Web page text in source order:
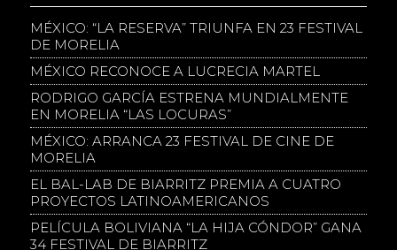
MÉXICO: “LA RESERVA” TRIUNFA EN 23 FESTIVAL
DE MORELIA
MÉXICO RECONOCE A LUCRECIA MARTEL
RODRIGO GARCÍA ESTRENA MUNDIALMENTE
EN MORELIA “LAS LOCURAS”
MÉXICO: ARRANCA 23 FESTIVAL DE CINE DE
MORELIA
EL BAL-LAB DE BIARRITZ PREMIA A CUATRO
PROYECTOS LATINOAMERICANOS
PELÍCULA BOLIVIANA “LA HIJA CÓNDOR” GANA
34 FESTIVAL DE BIARRITZ